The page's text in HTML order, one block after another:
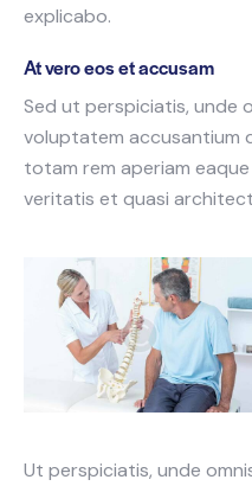
explicabo.
At vero eos et accusam
Sed ut perspiciatis, unde
voluptatem accusantium
totam rem aperiam
veritatis et quasi
Ut perspiciatis, unde